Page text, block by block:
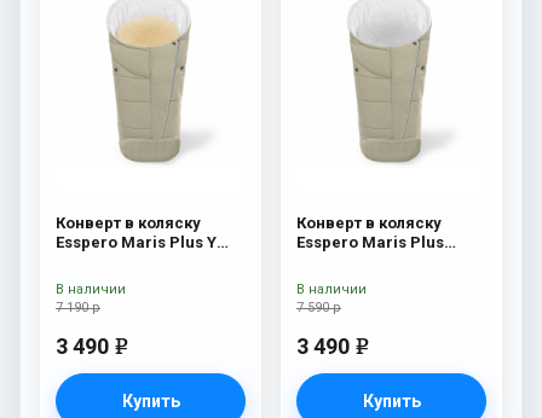
Конверт в коляску
Esspero Maris Plus Y
мех) Beige
7 190 р
3 490 e
Купить
В наличии
Конверт в коляску
Esspero Maris Plus
7 590 р
3 490 e
Купить
В наличии